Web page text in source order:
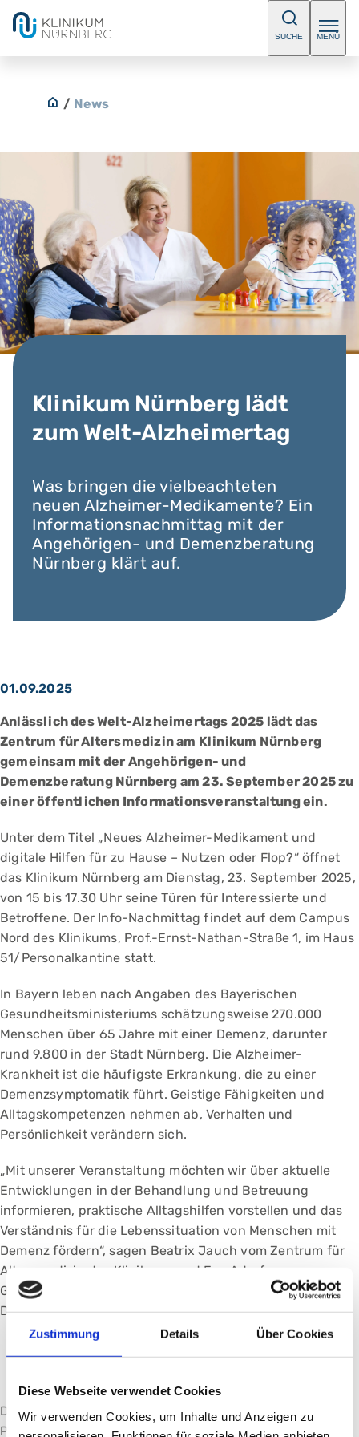
Zustimmung Details Über Cookies
Diese Webseite verwendet Cookies
Wir verwenden Cookies, um Inhalte und Anzeigen zu
SUCHE MENÜ
/ News
Klinikum Nürnberg lädt
zum Welt-Alzheimertag
Was bringen die vielbeachteten
neuen Alzheimer-Medikamente? Ein
Informationsnachmittag mit der
Angehörigen- und Demenzberatung
Nürnberg klärt auf.
01.09.2025
Anlässlich des Welt-Alzheimertags 2025 lädt das
Zentrum für Altersmedizin am Klinikum Nürnberg
gemeinsam mit der Angehörigen- und
Demenzberatung Nürnberg am 23. September 2025 zu
einer öffentlichen Informationsveranstaltung ein.
Unter dem Titel „Neues Alzheimer-Medikament und
digitale Hilfen für zu Hause – Nutzen oder Flop?“ öffnet
das Klinikum Nürnberg am Dienstag, 23. September 2025,
von 15 bis 17.30 Uhr seine Türen für Interessierte und
Betroffene. Der Info-Nachmittag findet auf dem Campus
Nord des Klinikums, Prof.-Ernst-Nathan-Straße 1, im Haus
51/Personalkantine statt.
In Bayern leben nach Angaben des Bayerischen
Gesundheitsministeriums schätzungsweise 270.000
Menschen über 65 Jahre mit einer Demenz, darunter
rund 9.800 in der Stadt Nürnberg. Die Alzheimer-
Krankheit ist die häufigste Erkrankung, die zu einer
Demenzsymptomatik führt. Geistige Fähigkeiten und
Alltags­kompetenzen nehmen ab, Verhalten und
Persönlichkeit verändern sich.
„Mit unserer Veranstaltung möchten wir über aktuelle
Entwicklungen in der Behandlung und Betreuung
informieren, praktische Alltagshilfen vorstellen und das
Verständnis für die Lebenssituation von Menschen mit
Demenz fördern“, sagen Beatrix Jauch vom Zentrum für
Altersmedizin des Klinikums und Eva Adorf,
Geschäftsführerin des Vereins Angehörigen- und
Demenzberatung.
Chancen und Risiken der neuen
Dr. Thomas Stöckl, Leitender Oberarzt der Klinik für
Psychiatrie und Psychotherapie am Klinikum Nürnberg,